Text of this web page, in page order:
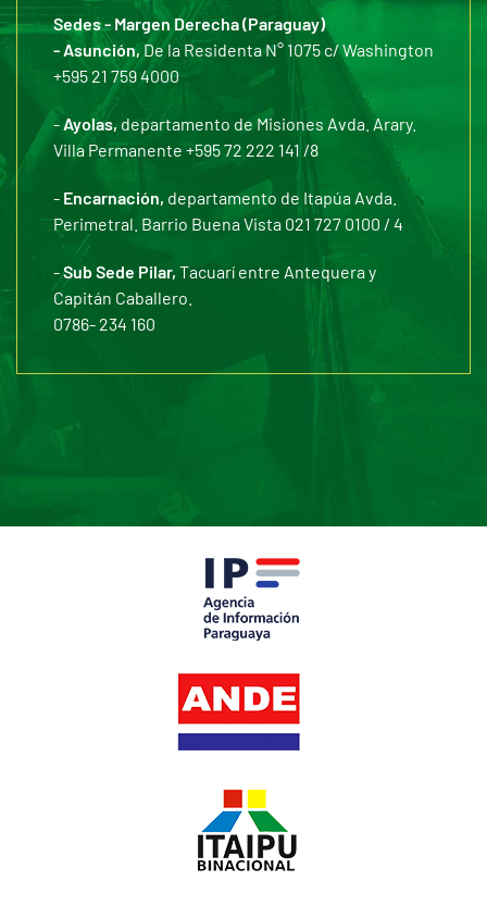
Sedes - Margen Derecha (Paraguay)
- Asunción,De la Residenta N° 1075 c/ Washington
+595 21 759 4000
-Ayolas, departamento de Misiones Avda. Arary.
Villa Permanente +595 72 222 141 /8
- Encarnación, departamento de Itapúa Avda.
Perimetral. Barrio Buena Vista 021 727 0100 / 4
-Sub Sede Pilar, Tacuarí entre Antequera y
Capitán Caballero.
0786- 234 160